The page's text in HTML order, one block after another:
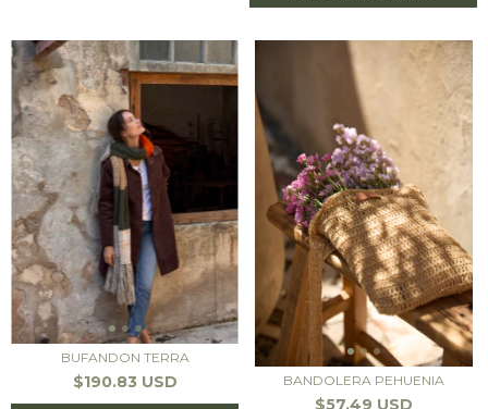
BUFANDON TERRA
$190.83 USD BANDOLERA PEHUENIA
$57.49 USD